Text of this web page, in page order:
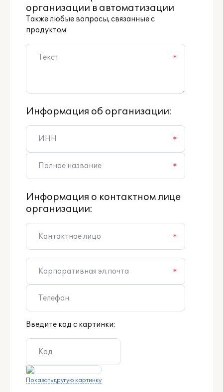
организации в автоматизации
Также любые вопросы, связанные с
продуктом
*
Информация об организации:
*
*
Информация о контактном лице
организации:
*
*
Введите код с картинки:
Показать другую картинку